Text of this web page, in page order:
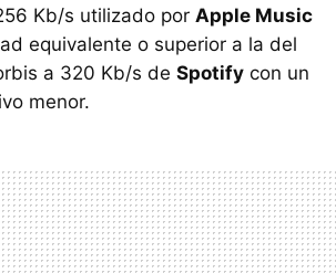
Kb/s utilizado por Apple Music
equivalente o superior a la del
a 320 Kb/s de Spotify con un
menor.